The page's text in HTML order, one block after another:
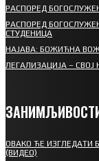
РАСПОРЕД
РАСПОРЕД
СТУДЕНИЦА
НАЈАВА: БОЖИЋНА
ЛЕГАЛИЗАЦИЈА – СВОЈ
ОВАКО ЋЕ ИЗГЛЕДАТИ
(ВИДЕО)